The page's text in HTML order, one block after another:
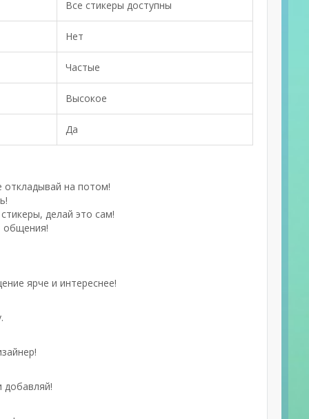
Все стикеры доступны
Нет
Частые
Высокое
Да
откладывай на потом!
делай это сам!
общения!
ярче и интереснее!
добавляй!